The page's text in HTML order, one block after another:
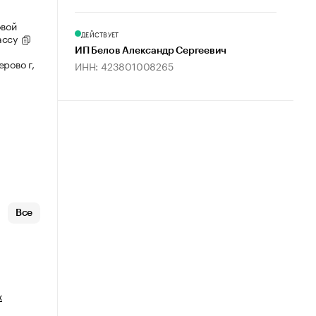
г,
Все
ДЕЙСТВУЕТ
ИП Белов Александр Сергеевич
ИНН: 423801008265